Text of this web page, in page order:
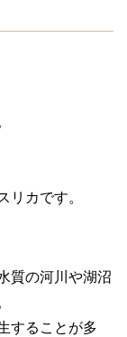
リカです。
質の河川や湖沼
することが多